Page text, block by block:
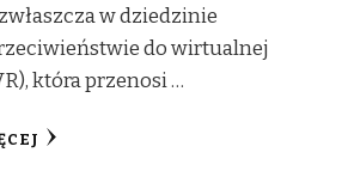
w dziedzinie
do wirtualnej
która przenosi …